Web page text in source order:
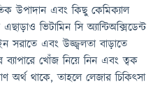
উপাদান এবং কিছু কেমিক্যাল
ভিটামিন সি অ্যান্টিঅক্সিডেন্ট
সরাতে এবং উজ্জ্বলতা বাড়াতে
ব্যাপারে খোঁজ নিয়ে নিন এবং ত্বক
থাকে, তাহলে লেজার চিকিৎসা